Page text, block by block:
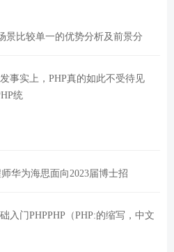
景比较单一的优势分析及前景分
事实上，PHP真的如此不受待见
统
华为海思面向2023届博士招
入门PHPPHP（PHP:的缩写，中文